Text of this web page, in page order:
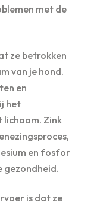
met de
ze betrokken
van je hond.
en
het
Zink
en fosfor
gezondheid.
is dat ze